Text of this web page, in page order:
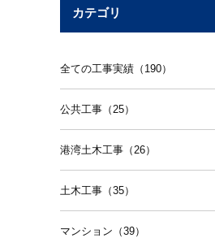
カテゴリ
全ての工事実績（190）
公共工事（25）
港湾土木工事（26）
土木工事（35）
マンション（39）